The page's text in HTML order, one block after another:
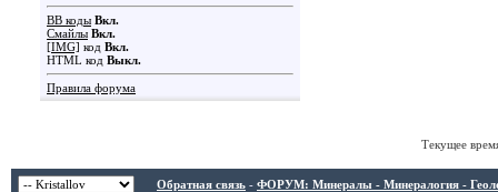
BB коды Вкл.
Смайлы Вкл.
[IMG] код Вкл.
HTML код Выкл.
Правила форума
Текущее
Обратная связь - ФОРУМ: Минералы - Минералогия -